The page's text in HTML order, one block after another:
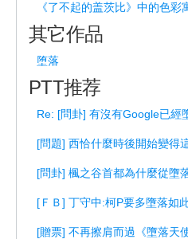
《了不起的盖茨比》中的色彩
其它作品
堕落
PTT推荐
Re: [問卦] 有沒有Google已經
[問題] 西恰什麼時後開始變得
[問卦] 楓之谷首都為什麼從墮
[ＦＢ] 丁守中:柯P要多墮落如
[贈票] 不再擦肩而過《墮落天